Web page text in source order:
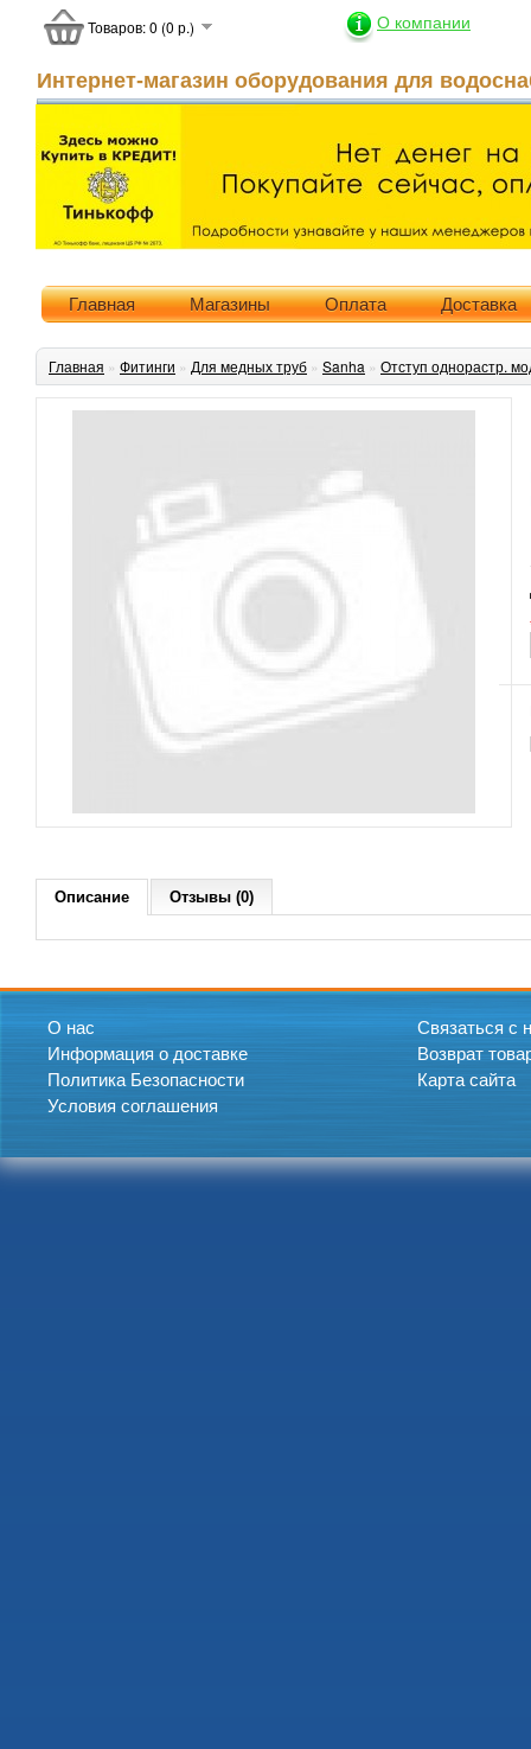
О компании
Интернет-магазин оборудования для
Товаров: 0 (0 р.)
Главная Магазины Оплата Доставка
Главная » Фитинги » Для медных труб » Sanha » Отступ однорастр.
Описание Отзывы (0)
О нас
Информация о доставке
Политика Безопасности
Условия соглашения
Связаться с
Возврат
Карта сайта